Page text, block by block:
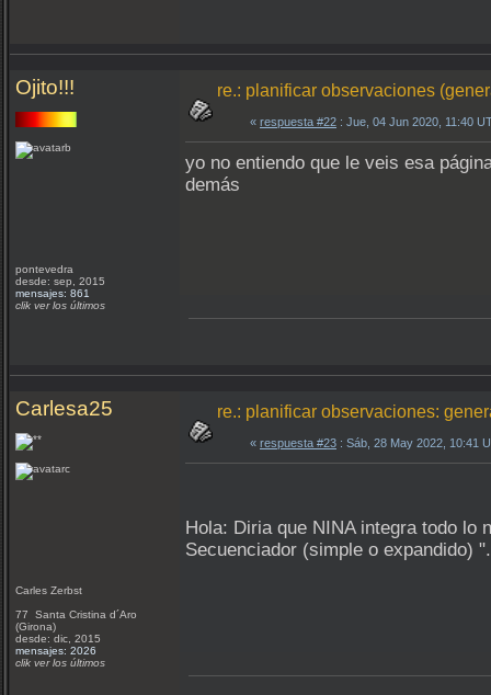
Ojito!!!
pontevedra
desde: sep, 2015
mensajes: 861
clik ver los últimos
re.: planificar observaciones
« respuesta #22 : Jue, 04 Jun 2020, 11:40
yo no entiendo que le veis esa
demás
Carlesa25
Carles Zerbst
77 Santa Cristina d´Aro
(Girona)
desde: dic, 2015
mensajes: 2026
clik ver los últimos
re.: planificar observaciones:
« respuesta #23 : Sáb, 28 May 2022, 10:41
Hola: Diria que NINA integra todo lo
Secuenciador (simple o expandido)